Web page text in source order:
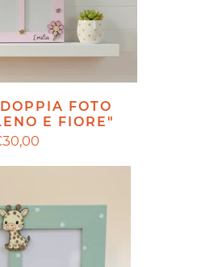
FOTO
E FIORE"